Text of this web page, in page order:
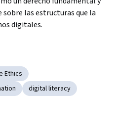
las estructuras que la
digitales.
Ethics
digital literacy